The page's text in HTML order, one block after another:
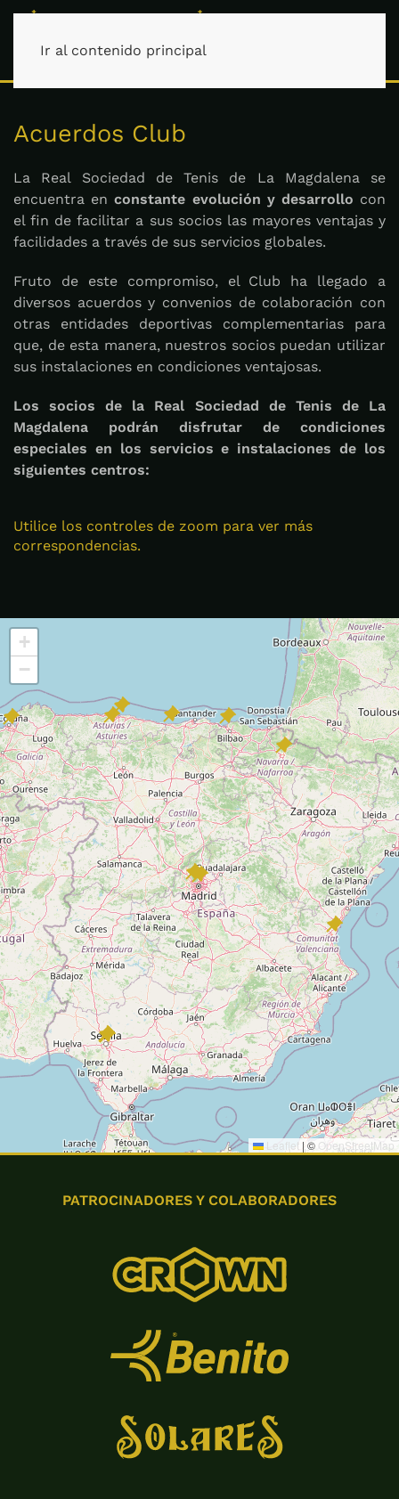
Ir al contenido principal
Acuerdos Club
La Real Sociedad de Tenis de La Magdalena se
encuentra enconstante evolución y desarrollo con
el fin de facilitar a sus socios las mayores ventajas y
facilidades a través de sus servicios globales.
Fruto de este compromiso, el Club ha llegado a
diversos acuerdos y convenios de colaboración con
otras entidades deportivas complementarias para
que, de esta manera, nuestros socios puedan utilizar
sus instalaciones en condiciones ventajosas.
Los socios de la Real Sociedad de Tenis de La
Magdalena podrán disfrutar de condiciones
especiales en los servicios e instalaciones de los
siguientes centros:
Utilice los controles de zoom para ver más
correspondencias.
+
−
Leaflet | © OpenStreetMap
PATROCINADORES Y COLABORADORES